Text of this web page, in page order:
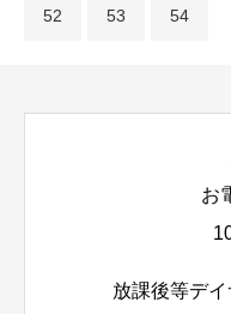
52 53 54
お
放課後等デ